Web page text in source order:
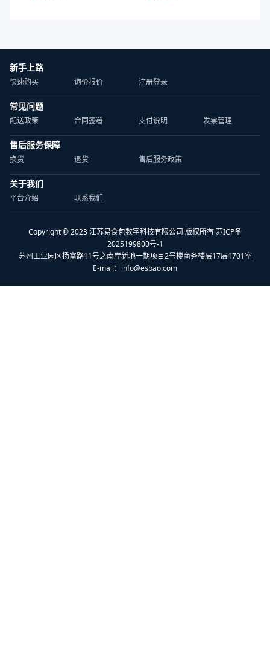
新手上路
快速购买 询价报价 注册登录
常见问题
配送政策 合同签署 支付说明 发票管理
售后服务保障
换货 退货 售后服务政策
关于我们
平台介绍 联系我们
Copyright © 2023 江苏易食包数字科技有限公司 版权所有 苏ICP备
2025199800号-1
苏州工业园区扬富路11号之南岸新地一期项目2号楼商务楼层17层1701室
E-mail： info@esbao.com